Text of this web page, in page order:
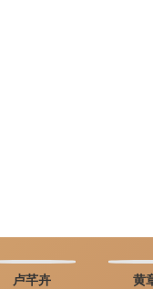
卢芊卉 黄